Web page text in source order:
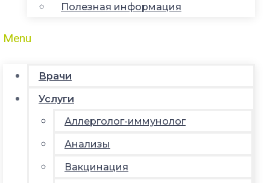
Полезная информация
Menu
Врачи
Услуги
Аллерголог-иммунолог
Анализы
Вакцинация